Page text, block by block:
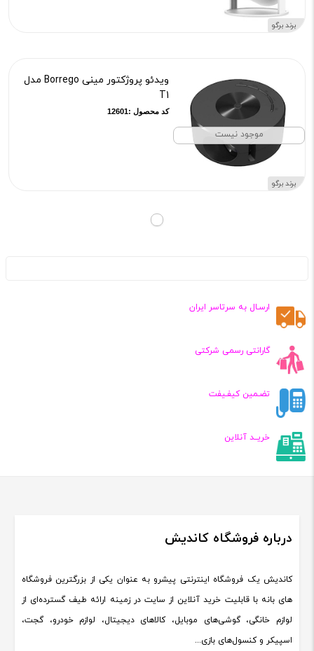
برند برگو
موجود نیست
برند برگو
ویدئو پروژکتور مینی Borrego مدل
T1
کد محصول :12601
ارسـال به سرتاسر ایران
گارانتی رسمی شرکتی
تضـمین کیفـیفت
خریــد آنلاین
درباره فروشگاه کاندیش
کاندیش یک فروشگاه اینترنتی پیشرو به عنوان یکی از بزرگترین فروشگاه
های بانه با قابلیت خرید آنلاین از سایت در زمینه ارائه طیف گسترده‌ای از
لوازم خانگی، گوشی‌های موبایل، کالاهای دیجیتال، لوازم خودرو، گجت،
اسپیکر و کنسول‌های بازی...